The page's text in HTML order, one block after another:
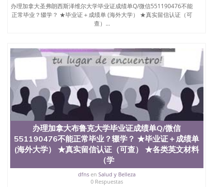
办理加拿大圣弗朗西斯泽维尔大学毕业证成绩单Q/微信551190476不能
正常毕业？辍学？ ★毕业证＋成绩单 (海外大学） ★真实留信认证（可
查）...
办理加拿大布鲁克大学毕业证成绩单Q/微信
551190476不能正常毕业？辍学？ ★毕业证＋成绩单
(海外大学） ★真实留信认证（可查） ★各类英文材料
（学
dfnsen Salud y Belleza
0 Respuestas